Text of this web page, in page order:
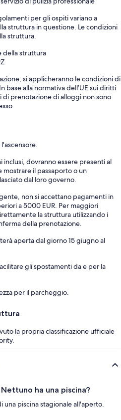
per gli ospiti variano a
struttura in questione. Le condizioni
struttura.
della struttura
si applicheranno le condizioni di
base alla normativa dell’UE sui diritti
di prenotazione di alloggi non sono
dovranno essere presenti al
il passaporto o un
dal loro governo.
non si accettano pagamenti in
a 5000 EUR. Per maggiori
la struttura utilizzando i
della prenotazione.
aperta dal giorno 15 giugno al
gli spostamenti da e per la
per il parcheggio.
la propria classificazione ufficiale
ha una piscina?
una piscina stagionale all'aperto.